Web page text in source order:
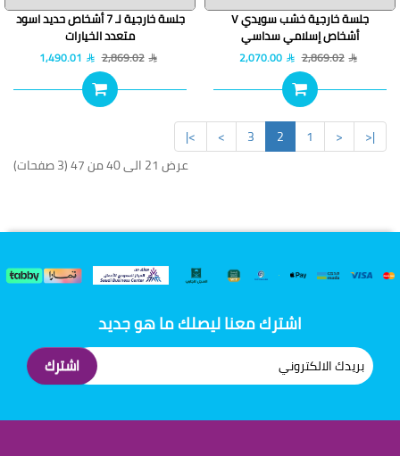
جلسة خارجية خشب سويدي ٧
أشخاص إسلامي سداسي
2,070.00 2,869.02
جلسة خارجية لـ 7 أشخاص حديد اسود
متعدد الخيارات
1,490.01 2,869.02
|<
<
1
2
3
>
>|
عرض 21 الى 40 من 47 (3 صفحات)
اشترك معنا ليصلك ما هو جديد
اشترك